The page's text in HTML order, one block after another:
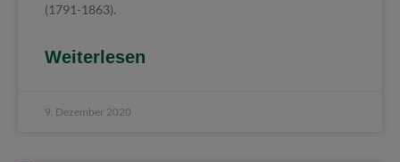
(1791-1863).
Weiterlesen
9. Dezember 2020